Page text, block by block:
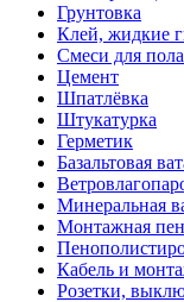
Грунтовка
Клей, жидкие
Смеси для пола
Цемент
Шпатлёвка
Штукатурка
Герметик
Базальтовая
Минеральная
Монтажная
Кабель и
Розетки,